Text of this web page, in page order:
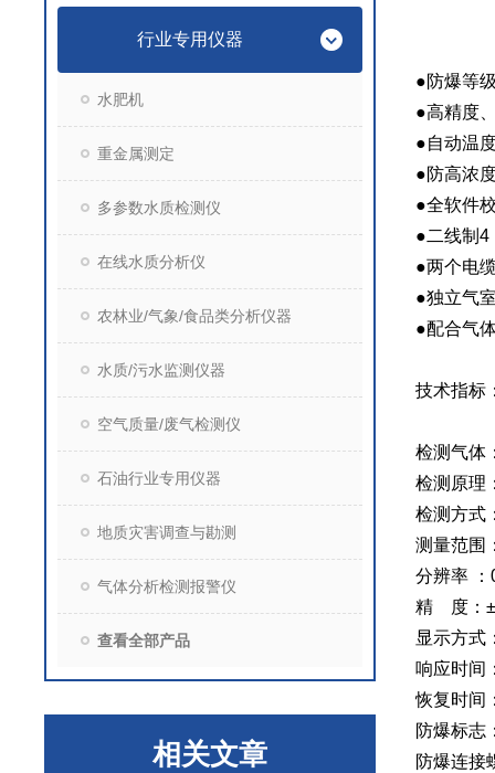
行业专用仪器
水肥机
重金属测定
多参数水质检测仪
在线水质分析仪
农林业/气象/食品类分析仪器
水质/污水监测仪器
空气质量/废气检测仪
石油行业专用仪器
地质灾害调查与勘测
气体分析检测报警仪
查看全部产品
相关文章
●防爆等
●高精度
●自动温
●防高浓
●全软件
●二线制 4
●两个电
●独立气
●配合气
技术指标
检测气体
检测原理
检测方式
测量范围
分辨率
：
精 度：
显示方式
响应时间
恢复时间
防爆标志
防爆连接